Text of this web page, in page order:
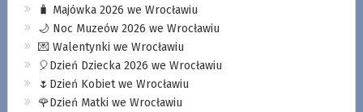
🧳 Majówka 2026 we Wrocławiu
🌙 Noc Muzeów 2026 we Wrocławiu
💌 Walentynki we Wrocławiu
🎈Dzień Dziecka 2026 we Wrocławiu
🌷Dzień Kobiet we Wrocławiu
🌹Dzień Matki we Wrocławiu